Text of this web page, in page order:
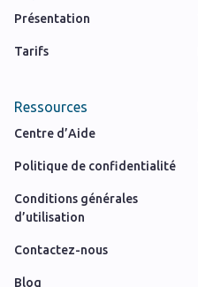
Présentation
Tarifs
Ressources
Centre d’Aide
Politique de confidentialité
Conditions générales
d’utilisation
Contactez-nous
Blog